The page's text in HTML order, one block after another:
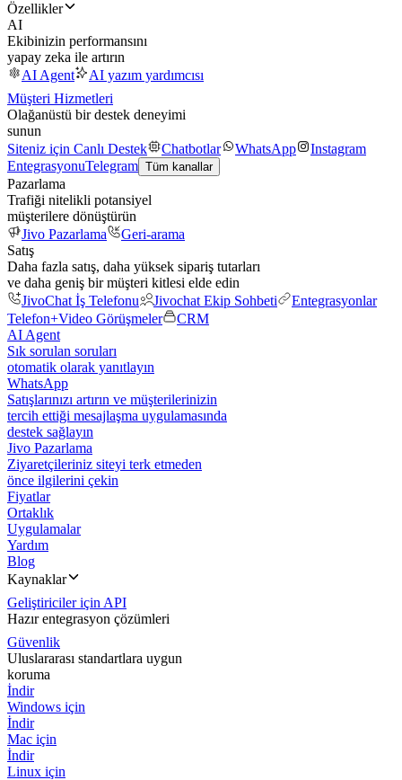
Özellikler
AI
Ekibinizin performansını
yapay zeka ile artırın
AI Agent
AI yazım yardımcısı
Müşteri Hizmetleri
Olağanüstü bir destek deneyimi
sunun
Siteniz için Canlı Destek
Chatbotlar WhatsApp
Instagram
EntegrasyonuTelegram Tüm kanallar
Pazarlama
Trafiği nitelikli potansiyel
müşterilere dönüştürün
Jivo Pazarlama
Geri-arama
Satış
Daha fazla satış, daha yüksek sipariş tutarları
ve daha geniş bir müşteri kitlesi elde edin
JivoChat İş Telefonu
Jivochat Ekip Sohbeti
Entegrasyonlar
Telefon+Video Görüşmeler
CRM
AI Agent
Sık sorulan soruları
otomatik olarak yanıtlayın
WhatsApp
Satışlarınızı artırın ve müşterilerinizin
tercih ettiği mesajlaşma uygulamasında
destek sağlayın
Jivo Pazarlama
Ziyaretçileriniz siteyi terk etmeden
önce ilgilerini çekin
Fiyatlar
Ortaklık
Uygulamalar
Yardım
Blog
Kaynaklar
Geliştiriciler için API
Hazır entegrasyon çözümleri
Güvenlik
Uluslararası standartlara uygun
koruma
İndir
Windows için
İndir
Mac için
İndir
Linux için